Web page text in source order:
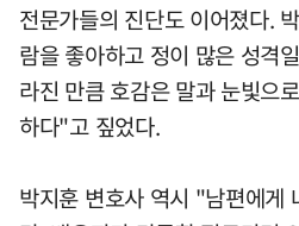
전문가들의 진단도 이어졌다.
람을 좋아하고 정이 많은 성격
라진 만큼 호감은 말과 눈빛으
하다"고 짚었다.
박지훈 변호사 역시 "남편에게